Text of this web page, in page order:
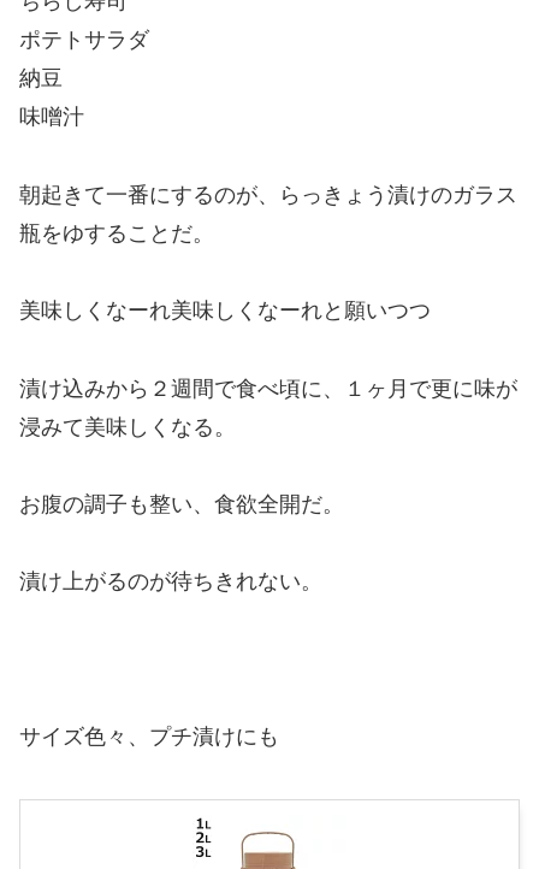
ポテトサラダ
納豆
味噌汁
朝起きて一番にするのが、らっきょう漬けのガラス
瓶をゆすることだ。
美味しくなーれ美味しくなーれと願いつつ
漬け込みから２週間で食べ頃に、１ヶ月で更に味が
浸みて美味しくなる。
お腹の調子も整い、食欲全開だ。
漬け上がるのが待ちきれない。
サイズ色々、プチ漬けにも